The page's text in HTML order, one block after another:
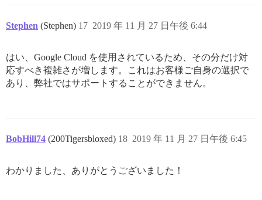
Stephen (Stephen) 2019 年 11 月 27 日午後 6:44
17
はい、Google Cloud を使用されているため、その分だけ対
応すべき複雑さが増します。これはお客様ご自身の選択で
あり、弊社ではサポートすることができません。
BobHill74 (200Tigersbloxed) 2019 年 11 月 27 日午後 6:45
18
わかりました、ありがとうございました！